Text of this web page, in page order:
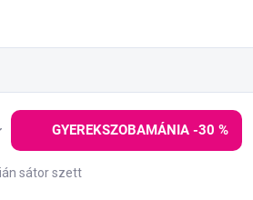
GYEREKSZOBAMÁNIA -30 %
sátor szett